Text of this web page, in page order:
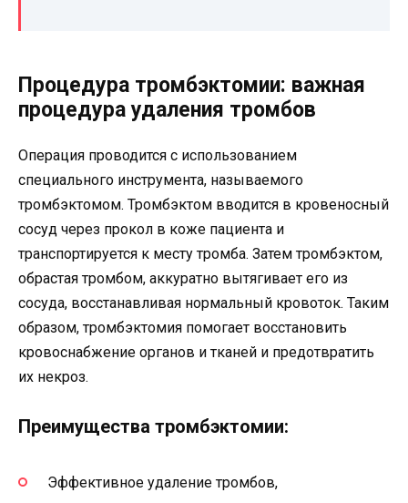
Процедура тромбэктомии: важная
процедура удаления тромбов
Операция проводится с использованием
специального инструмента, называемого
тромбэктомом. Тромбэктом вводится в кровеносный
сосуд через прокол в коже пациента и
транспортируется к месту тромба. Затем тромбэктом,
обрастая тромбом, аккуратно вытягивает его из
сосуда, восстанавливая нормальный кровоток. Таким
образом, тромбэктомия помогает восстановить
кровоснабжение органов и тканей и предотвратить
их некроз.
Преимущества тромбэктомии:
Эффективное удаление тромбов,